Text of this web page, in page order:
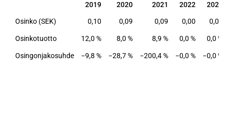
2019 2020 2021 2022 2023
2019 2020 2021 2022 2023
Osinko (SEK) 0,10 0,09 0,09 0,00 0,00
Osinkotuotto 12,0 % 8,0 % 8,9 % 0,0 % 0,0 %
Osingonjakosuhde −9,8 % −28,7 % −200,4 % −0,0 % −0,0 %